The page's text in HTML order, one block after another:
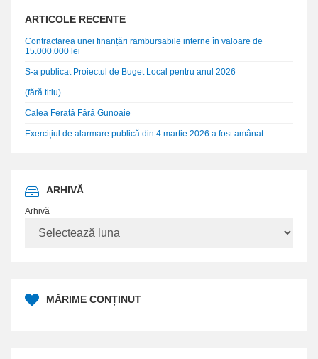
ARTICOLE RECENTE
Contractarea unei finanțări rambursabile interne în valoare de
15.000.000 lei
S-a publicat Proiectul de Buget Local pentru anul 2026
(fără titlu)
Calea Ferată Fără Gunoaie
Exercițiul de alarmare publică din 4 martie 2026 a fost amânat
ARHIVĂ
Arhivă
MĂRIME CONȚINUT